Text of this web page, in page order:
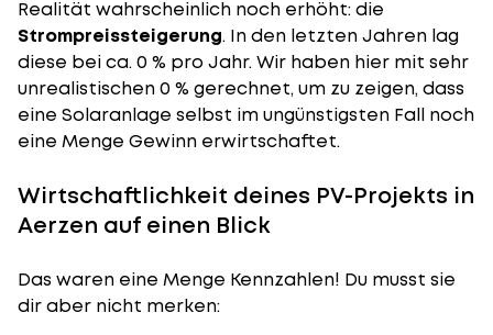
Realität wahrscheinlich noch erhöht: die
Strompreissteigerung. In den letzten Jahren lag
diese bei ca. 0 % pro Jahr. Wir haben hier mit sehr
unrealistischen 0 % gerechnet, um zu zeigen, dass
eine Solaranlage selbst im ungünstigsten Fall noch
eine Menge Gewinn erwirtschaftet.
Wirtschaftlichkeit deines PV-Projekts in
Aerzen auf einen Blick
Das waren eine Menge Kennzahlen! Du musst sie
dir aber nicht merken: